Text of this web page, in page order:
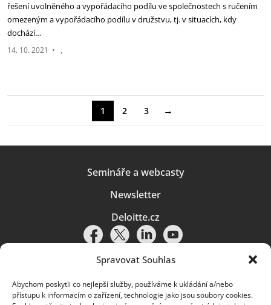
Spravovat Souhlas
Abychom poskytli co nejlepší služby, používáme k ukládání a/nebo
přístupu k informacím o zařízení, technologie jako jsou soubory cookies.
řešení uvolněného a vypořádacího podílu ve společnostech s ručením
omezeným a vypořádacího podílu v družstvu, tj. v situacích, kdy
dochází…
14. 10. 2021 •
1 2 3 →
Semináře a webcasty
Newsletter
Deloitte.cz
Pravidla používání|Ochrana osobních údajů|Soubory cookies |
Deloitte.cz